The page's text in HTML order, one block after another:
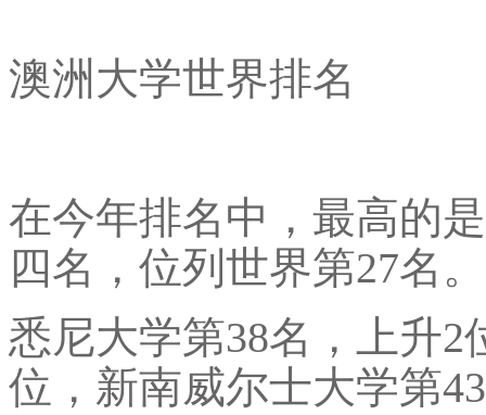
澳洲大学世界排名
在今年排名中，最高的
四名，位列世界第27名。
悉尼大学第38名，上升2
位，新南威尔士大学第